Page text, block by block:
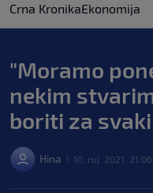
Crna KronikaEkonomija
"Moramo
nekim
boriti za
Hina 10. ruj. 2021. 21:06